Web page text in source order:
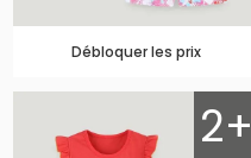
Débloquer les prix
2+